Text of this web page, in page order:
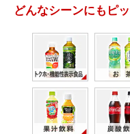
どんなシーンにもピ